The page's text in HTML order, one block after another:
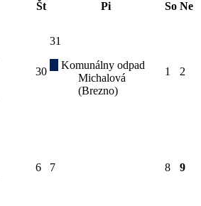
Št Pi So Ne
30
31
Komunálny odpad
Michalová
(Brezno)
1 2
6 7 8 9